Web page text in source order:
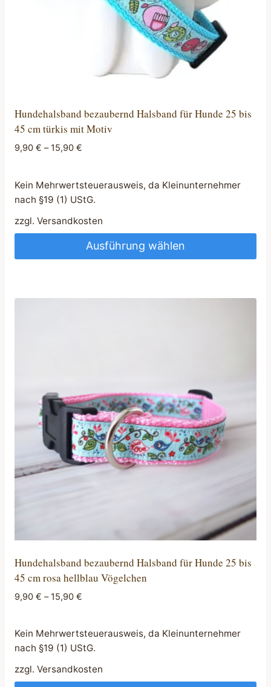
Hundehalsband bezaubernd Halsband für Hunde 25 bis
45 cm türkis mit Motiv
9,90 € –15,90 €
Kein Mehrwertsteuerausweis, da Kleinunternehmer
nach §19 (1) UStG.
zzgl. Versandkosten
Ausführung wählen
weist
können
Produktseite
gewählt
werden
Hundehalsband bezaubernd Halsband für Hunde 25 bis
45 cm rosa hellblau Vögelchen
9,90 € –15,90 €
Kein Mehrwertsteuerausweis, da Kleinunternehmer
nach §19 (1) UStG.
zzgl. Versandkosten